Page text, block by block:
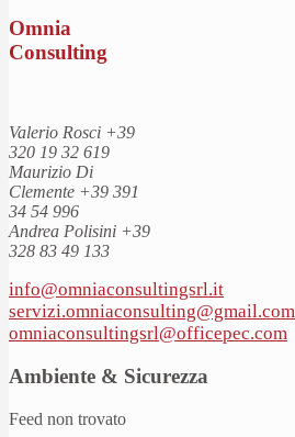
Omnia
Consulting
Valerio Rosci +39
320 19 32 619
Maurizio Di
Clemente +39 391
34 54 996
Andrea Polisini +39
328 83 49 133
info@omniaconsultingsrl.it
servizi.omniaconsulting@gmail.com
omniaconsultingsrl@officepec.com
Ambiente & Sicurezza
Feed non trovato